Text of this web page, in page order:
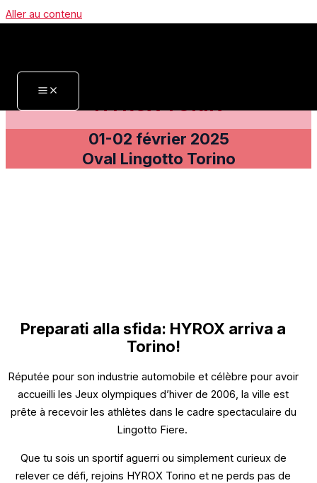
Aller au contenu
01-02 février 2025
Oval Lingotto Torino
Preparati alla sfida: HYROX arriva a
Torino!
Réputée pour son industrie automobile et célèbre pour avoir
accueilli les Jeux olympiques d’hiver de 2006, la ville est
prête à recevoir les athlètes dans le cadre spectaculaire du
Lingotto Fiere.
Que tu sois un sportif aguerri ou simplement curieux de
relever ce défi, rejoins HYROX Torino et ne perds pas de